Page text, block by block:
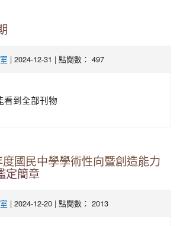
| 2024-12-31 | 點閱數： 497
看到全部刊物
國民中學學術性向暨創造能力
定簡章
| 2024-12-20 | 點閱數： 2013